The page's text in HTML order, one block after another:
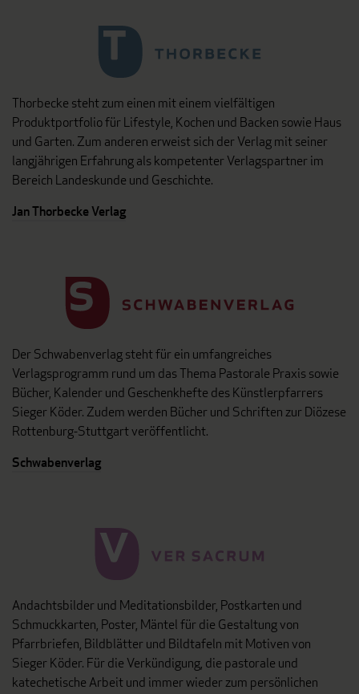
Thorbecke steht zum einen mit einem vielfältigen
Produktportfolio für Lifestyle, Kochen und Backen sowie Haus
und Garten. Zum anderen erweist sich der Verlag mit seiner
langjährigen Erfahrung als kompetenter Verlagspartner im
Bereich Landeskunde und Geschichte.
Jan Thorbecke Verlag
Der Schwabenverlag steht für ein umfangreiches
Verlagsprogramm rund um das Thema Pastorale Praxis sowie
Bücher, Kalender und Geschenkhefte des Künstlerpfarrers
Sieger Köder. Zudem werden Bücher und Schriften zur Diözese
Rottenburg-Stuttgart veröffentlicht.
Schwabenverlag
Andachtsbilder und Meditationsbilder, Postkarten und
Schmuckkarten, Poster, Mäntel für die Gestaltung von
Pfarrbriefen, Bildblätter und Bildtafeln mit Motiven von
Sieger Köder. Für die Verkündigung, die pastorale und
katechetische Arbeit und immer wieder zum persönlichen